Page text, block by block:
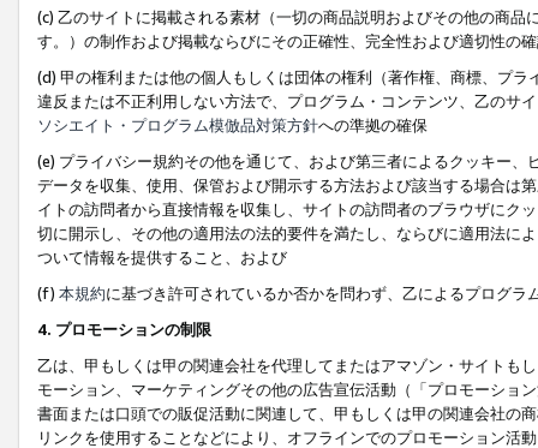
(c) 乙のサイトに掲載される素材（一切の商品説明およびその他の商
す。）の制作および掲載ならびにその正確性、完全性および適切性の
(d) 甲の権利または他の個人もしくは団体の権利（著作権、商標、プ
違反または不正利用しない方法で、プログラム・コンテンツ、乙のサ
ソシエイト・プログラム模倣品対策方針への準拠の確保
(e) プライバシー規約その他を通じて、および第三者によるクッキー
データを収集、使用、保管および開示する方法および該当する場合は
イトの訪問者から直接情報を収集し、サイトの訪問者のブラウザにク
切に開示し、その他の適用法の法的要件を満たし、ならびに適用法に
ついて情報を提供すること、および
(f) 本規約に基づき許可されているか否かを問わず、乙によるプログ
4. プロモーションの制限
乙は、甲もしくは甲の関連会社を代理してまたはアマゾン・サイトも
モーション、マーケティングその他の広告宣伝活動（「プロモーショ
書面または口頭での販促活動に関連して、甲もしくは甲の関連会社の
リンクを使用することなどにより、オフラインでのプロモーション活